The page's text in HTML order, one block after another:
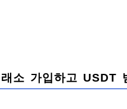
소 가입하고 USDT